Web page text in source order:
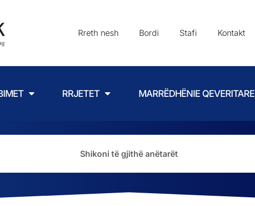
Rreth nesh Bordi Stafi Kontakt
RRJETET MARRËDHËNIE QEVERITARE
Shikoni të gjithë anëtarët